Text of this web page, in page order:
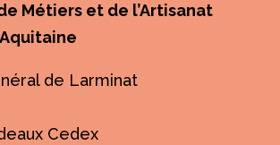
Métiers et de l’Artisanat
de Larminat
Cedex